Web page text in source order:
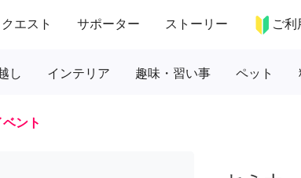
クエスト サポーター ストーリー ご利
し インテリア 趣味・習い事 ペット
ベント